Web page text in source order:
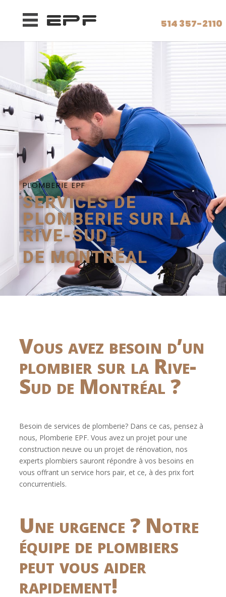
PLOMBERIE EPF
SERVICES DE
PLOMBERIE SUR LA
RIVE-SUD
DE MONTRÉAL
Vous avez besoin d’un
plombier sur la Rive-
Sud de Montréal ?
Besoin de services de plomberie? Dans ce cas, pensez à
nous, Plomberie EPF. Vous avez un projet pour une
construction neuve ou un projet de rénovation, nos
experts plombiers sauront répondre à vos besoins en
vous offrant un service hors pair, et ce, à des prix fort
concurrentiels.
Une urgence ? Notre
équipe de plombiers
peut vous aider
rapidement!
514 357-2110